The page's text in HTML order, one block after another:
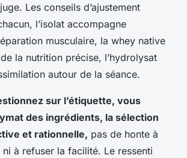
Les conseils d’ajustement
l’isolat accompagne
musculaire, la whey native
la nutrition précise, l’hydrolysat
autour de la séance.
sur l’étiquette, vous
des ingrédients, la sélection
et rationnelle, pas de honte à
ni à refuser la facilité. Le ressenti